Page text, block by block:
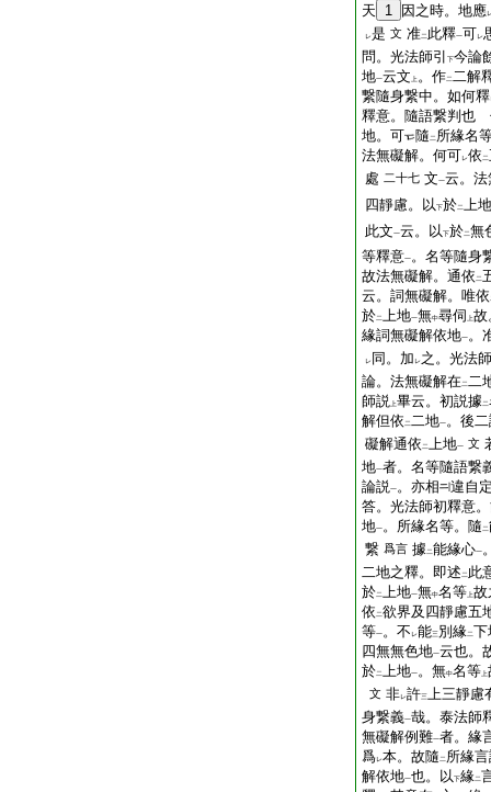
天 1 因之時。地應
レ是 文 准二 此釋一可レ
問。光法師引
下今論
地一云文 上 。作二二解
繋隨身繋中。如何釋
釋意。隨語繋判也
地。可
隨 二 所緣名
法無礙解。何可レ依 二
處 二十七 文一云。法
四靜慮。以下於二上地
此文一云。以下於二無
等釋意一。名等隨身
故法無礙解。通依 二
云。詞無礙解。唯依
於二上地一無中尋伺 上故
緣詞無礙解依地一。
レ 同。加 レ之。光法
論。法無礙解在二二
師説 上畢云。初説據二
解但依 二二地一。後
礙解通依 二上地一 文
地一者。名等隨語繋
論説一。亦相
違自
答。光法師初釋意
地一。所緣名等。隨 二
繋 爲言 據二能緣心一
二地之釋。即述 二 此
於二上地一無中名等 上故
依 二欲界及四靜慮五
等一。不 レ能三別緣二下
四無無色地一云也。
於二上地一。無中名等 上
文 非レ許三上三靜慮
身繋義一哉。泰法師
無礙解例難一者。緣
爲レ本。故隨 二 所緣
解依地一也。以下緣二